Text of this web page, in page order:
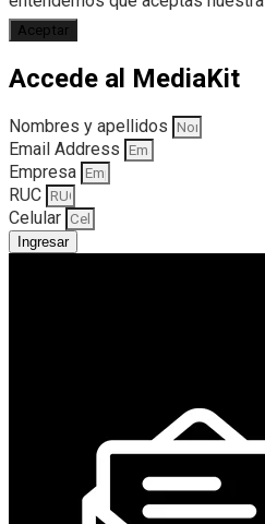
Aceptar
Accede al MediaKit
Nombres y apellidos
Email Address
Empresa
RUC
Celular
Ingresar